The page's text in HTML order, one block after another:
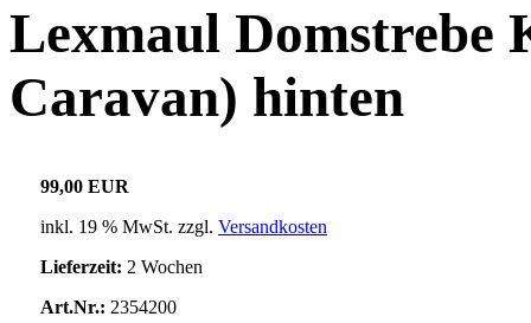
Lexmaul Domstrebe
Caravan) hinten
99,00 EUR
inkl. 19 % MwSt. zzgl. Versandkosten
Lieferzeit: 2 Wochen
Art.Nr.: 2354200